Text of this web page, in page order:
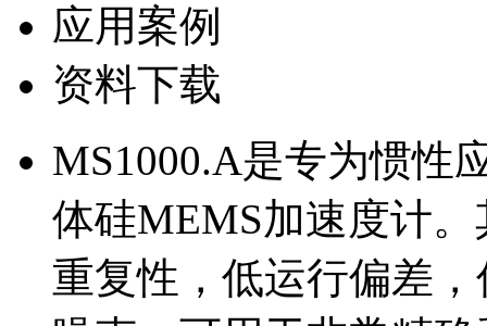
应用案例
资料下载
MS1000.A是专为惯性
体硅MEMS加速度计
重复性，低运行偏差